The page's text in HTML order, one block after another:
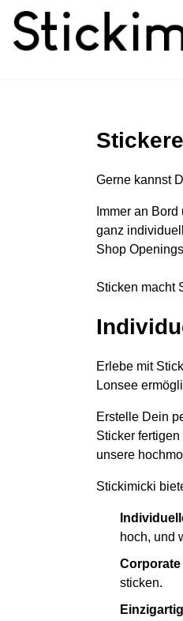
Gerne kannst
Immer an
ganz
Shop
Sticken macht
Erlebe mit
Lonsee
Erstelle Dein
Sticker
unsere
Stickimicki
hoch, und
sticken.